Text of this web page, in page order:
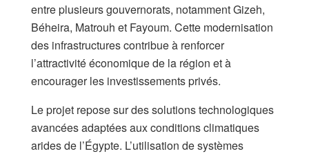
entre plusieurs gouvernorats, notamment Gizeh,
Béheira, Matrouh et Fayoum. Cette modernisation
des infrastructures contribue à renforcer
l’attractivité économique de la région et à
encourager les investissements privés.
Le projet repose sur des solutions technologiques
avancées adaptées aux conditions climatiques
arides de l’Égypte. L’utilisation de systèmes